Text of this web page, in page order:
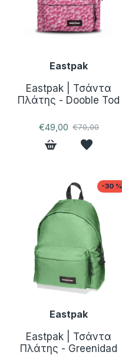
Eastpak
Eastpak | Τσάντα
Πλάτης - Dooble Tod
€49,00 €70,00
-30 %
Eastpak
Eastpak | Τσάντα
Πλάτης - Greenidad